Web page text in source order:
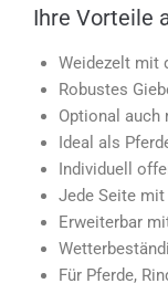
Ihre Vorteile
Weidezelt mit
Robustes
Optional auch
Ideal als
Individuell
Jede Seite mit
Erweiterbar
Für Pferde,